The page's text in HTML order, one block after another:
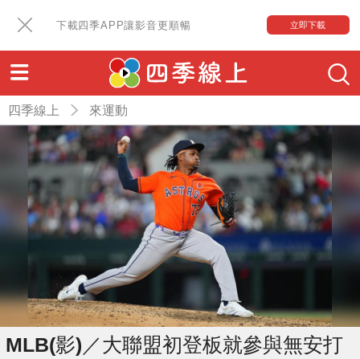
下載四季APP讓影音更順暢 立即下載
四季線上 來運動
MLB(影)／大聯盟初登板就參與無安打